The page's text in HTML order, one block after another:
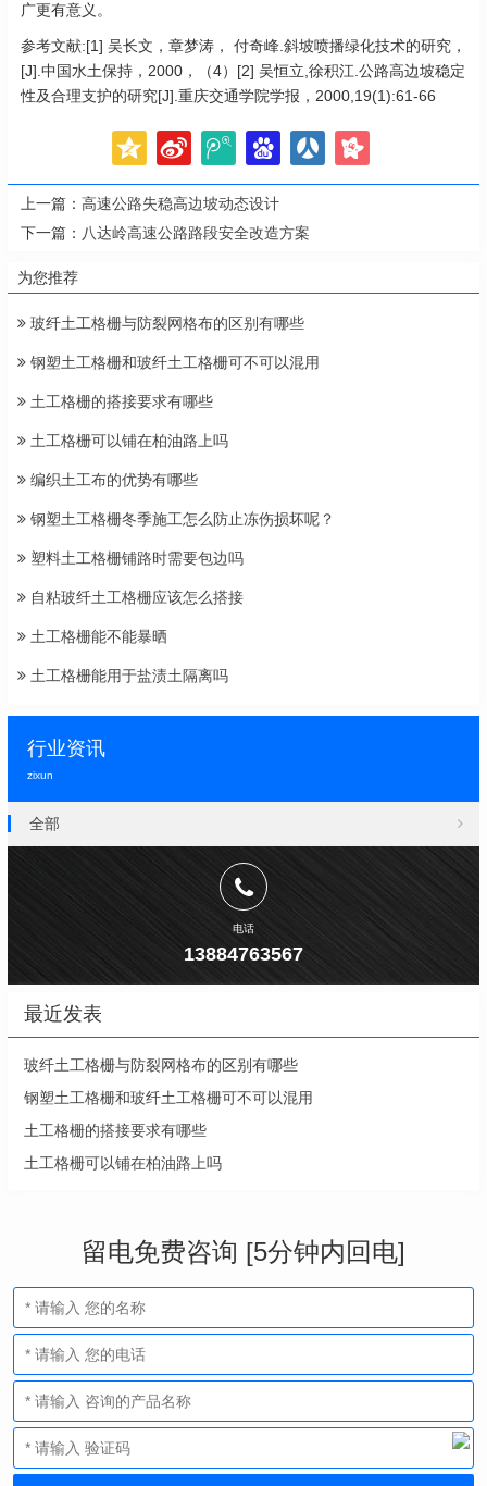
广更有意义。
参考文献:[1] 吴长文，章梦涛， 付奇峰.斜坡喷播绿化技术的研究，
[J].中国水土保持，2000，（4）[2] 吴恒立,徐积江.公路高边坡稳定
性及合理支护的研究[J].重庆交通学院学报，2000,19(1):61-66
上一篇： 高速公路失稳高边坡动态设计
下一篇： 八达岭高速公路路段安全改造方案
为您推荐
玻纤土工格栅与防裂网格布的区别有哪些
钢塑土工格栅和玻纤土工格栅可不可以混用
土工格栅的搭接要求有哪些
土工格栅可以铺在柏油路上吗
编织土工布的优势有哪些
钢塑土工格栅冬季施工怎么防止冻伤损坏呢？
塑料土工格栅铺路时需要包边吗
自粘玻纤土工格栅应该怎么搭接
土工格栅能不能暴晒
土工格栅能用于盐渍土隔离吗
行业资讯
zixun
全部
电话
13884763567
最近发表
玻纤土工格栅与防裂网格布的区别有哪些
钢塑土工格栅和玻纤土工格栅可不可以混用
土工格栅的搭接要求有哪些
土工格栅可以铺在柏油路上吗
留电免费咨询 [5分钟内回电]